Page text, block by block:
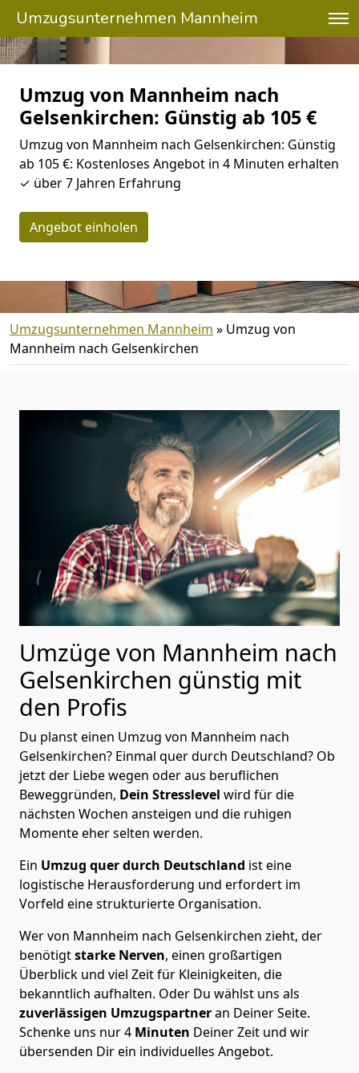
Umzugsunternehmen Mannheim
Umzug von Mannheim nach
Gelsenkirchen: Günstig ab 105 €
Umzug von Mannheim nach Gelsenkirchen: Günstig
ab 105 €: Kostenloses Angebot in 4 Minuten erhalten
✓ über 7 Jahren Erfahrung
Angebot einholen
Umzugsunternehmen Mannheim » Umzug von
Mannheim nach Gelsenkirchen
Umzüge von Mannheim nach
Gelsenkirchen günstig mit
den Profis
Du planst einen Umzug von Mannheim nach
Gelsenkirchen? Einmal quer durch Deutschland? Ob
jetzt der Liebe wegen oder aus beruflichen
Beweggründen, Dein Stresslevel wird für die
nächsten Wochen ansteigen und die ruhigen
Momente eher selten werden.
Ein Umzug quer durch Deutschland ist eine
logistische Herausforderung und erfordert im
Vorfeld eine strukturierte Organisation.
Wer von Mannheim nach Gelsenkirchen zieht, der
benötigtstarke Nerven, einen großartigen
Überblick und viel Zeit für Kleinigkeiten, die
bekanntlich aufhalten. Oder Du wählst uns als
zuverlässigen Umzugspartneran Deiner Seite.
Schenke uns nur4 Minuten Deiner Zeit und wir
übersenden Dir ein individuelles Angebot.